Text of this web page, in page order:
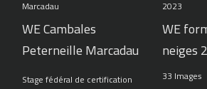
WE Cambales
Peterneille Marcadau
Stage fédéral de certification
WE
neiges
33 Images